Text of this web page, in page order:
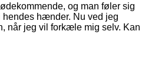
og man føler sig
hendes hænder. Nu ved jeg
når jeg vil forkæle mig selv. Kan